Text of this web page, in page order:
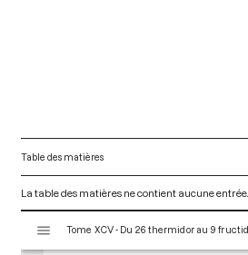
Table des matières
La table des matières ne contient aucune entrée.